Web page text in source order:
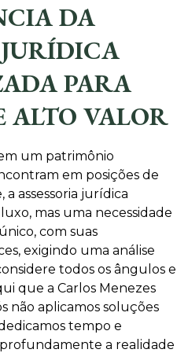
DA
JURÍDICA
PARA
ALTO VALOR
um patrimônio
em posições de
assessoria jurídica
mas uma necessidade
com suas
exigindo uma análise
todos os ângulos e
que a Carlos Menezes
não aplicamos soluções
tempo e
a realidade